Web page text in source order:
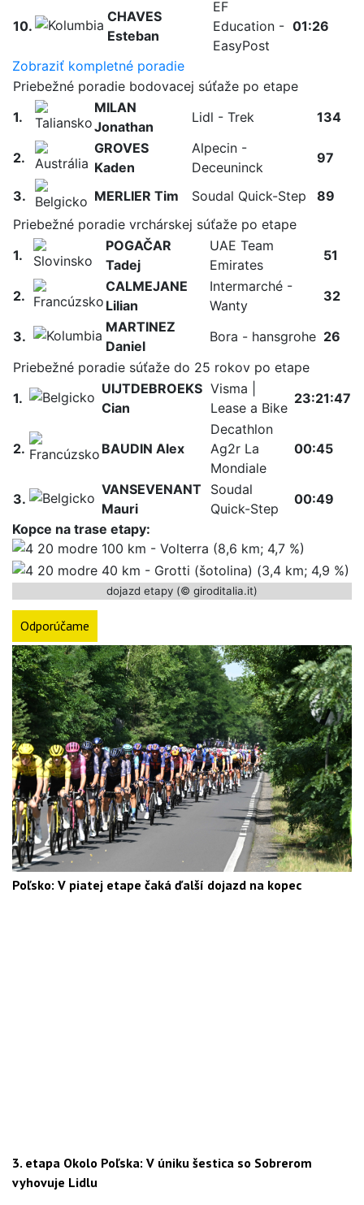
10.
CHAVES
Esteban
EF
Education -
EasyPost
01:26
Zobraziť kompletné poradie
Priebežné poradie bodovacej súťaže po etape
1.
MILAN
Jonathan
Lidl - Trek 134
2.
GROVES
Kaden
Alpecin -
Deceuninck
97
3. MERLIER Tim Soudal Quick-Step
89
Priebežné poradie vrchárskej súťaže po etape
1.
POGAČAR
Tadej
UAE Team
Emirates
51
2.
CALMEJANE
Lilian
Intermarché -
Wanty
32
3.
MARTINEZ
Daniel
Bora - hansgrohe 26
Priebežné poradie súťaže do 25 rokov po etape
1.
UIJTDEBROEKS
Cian
Visma |
Lease a Bike
23:21:47
2. BAUDIN Alex
Decathlon
Ag2r La
Mondiale
00:45
3.
VANSEVENANT
Mauri
Soudal
Quick-Step
00:49
Kopce na trase etapy:
100 km - Volterra (8,6 km; 4,7 %)
40 km - Grotti (šotolina) (3,4 km; 4,9 %)
dojazd etapy (© giroditalia.it)
Odporúčame
Poľsko: V piatej etape čaká ďalší dojazd na kopec
3. etapa Okolo Poľska: V úniku šestica so Sobrerom
vyhovuje Lidlu